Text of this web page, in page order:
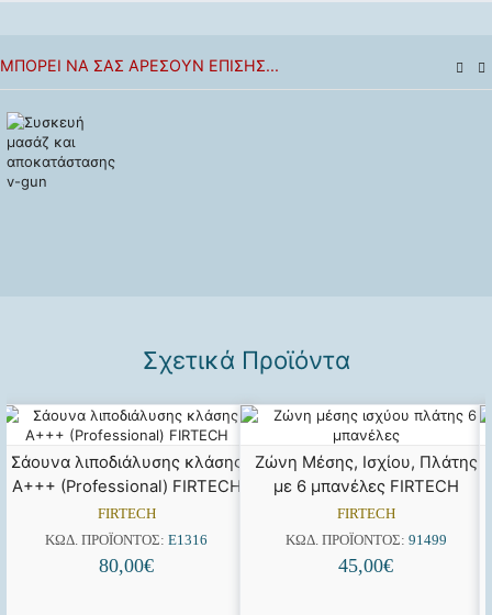
ΜΠΟΡΕΊ ΝΑ ΣΑΣ ΑΡΈΣΟΥΝ ΕΠΊΣΗΣ...
Σχετικά Προϊόντα
Σάουνα λιποδιάλυσης κλάσης
Α+++ (Professional) FIRTECH
FIRTECH
ΚΩΔ. ΠΡΟΪΌΝΤΟΣ: E1316
80,00€
Ζώνη Μέσης, Ισχίου, Πλάτης
με 6 μπανέλες FIRTECH
FIRTECH
ΚΩΔ. ΠΡΟΪΌΝΤΟΣ: 91499
45,00€